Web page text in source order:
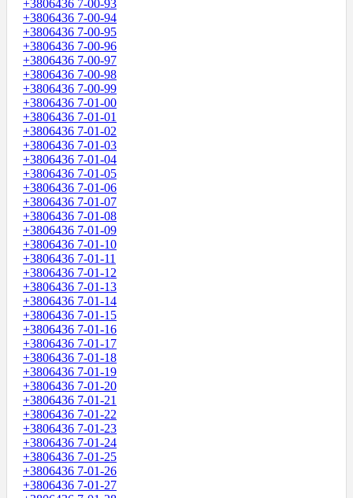
+3806436 7-00-93
+3806436 7-00-94
+3806436 7-00-95
+3806436 7-00-96
+3806436 7-00-97
+3806436 7-00-98
+3806436 7-00-99
+3806436 7-01-00
+3806436 7-01-01
+3806436 7-01-02
+3806436 7-01-03
+3806436 7-01-04
+3806436 7-01-05
+3806436 7-01-06
+3806436 7-01-07
+3806436 7-01-08
+3806436 7-01-09
+3806436 7-01-10
+3806436 7-01-11
+3806436 7-01-12
+3806436 7-01-13
+3806436 7-01-14
+3806436 7-01-15
+3806436 7-01-16
+3806436 7-01-17
+3806436 7-01-18
+3806436 7-01-19
+3806436 7-01-20
+3806436 7-01-21
+3806436 7-01-22
+3806436 7-01-23
+3806436 7-01-24
+3806436 7-01-25
+3806436 7-01-26
+3806436 7-01-27